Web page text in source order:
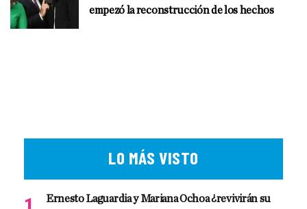
empezó la reconstrucción de los hechos
LO MÁS VISTO
Ernesto Laguardia y Mariana Ochoa ¿revivirán su